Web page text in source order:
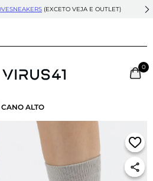
(EXCETO VEJA E OUTLET)
0
CANO ALTO